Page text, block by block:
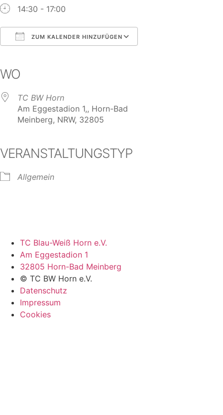
14:30 - 17:00
ZUM KALENDER HINZUFÜGEN
WO
TC BW Horn
Am Eggestadion 1,, Horn-Bad
Meinberg, NRW, 32805
VERANSTALTUNGSTYP
Allgemein
TC Blau-Weiß Horn e.V.
Am Eggestadion 1
32805 Horn-Bad Meinberg
© TC BW Horn e.V.
Datenschutz
Impressum
Cookies